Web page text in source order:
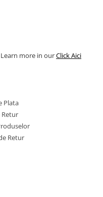
more in ourClick Aici
Plata
Retur
Retur